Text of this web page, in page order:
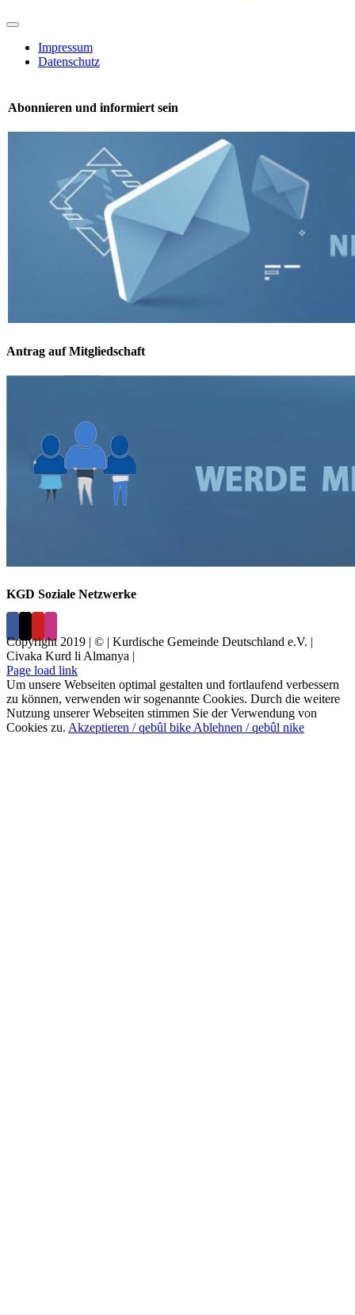
Toggle
NavigationImpressum
Datenschutz
Abonnieren und informiert sein
Antrag auf Mitgliedschaft
KGD Soziale Netzwerke
Copyright 2019 | © | Kurdische Gemeinde Deutschland e.V. |
Civaka Kurd li Almanya |
Page load link
Um unsere Webseiten optimal gestalten und fortlaufend verbessern
zu können, verwenden wir sogenannte Cookies. Durch die weitere
Nutzung unserer Webseiten stimmen Sie der Verwendung von
Cookies zu. Akzeptieren / qebûl bike Ablehnen / qebûl nike